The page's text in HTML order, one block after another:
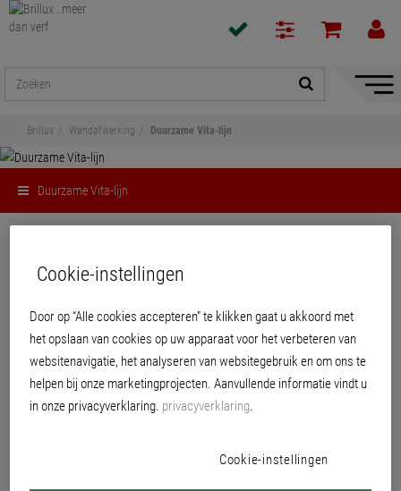
Brillux Wandafwerking Duurzame Vita-lijn
Duurzame Vita-lijn
Duurzame Vita-lijn
PRODUCTEN
Cookie-instellingen
Door op “Alle cookies accepteren” te klikken gaat u akkoord met
het opslaan van cookies op uw apparaat voor het verbeteren van
websitenavigatie, het analyseren van websitegebruik en om ons te
helpen bij onze marketingprojecten. Aanvullende informatie vindt u
in onze privacyverklaring. privacyverklaring.
Cookie-instellingen